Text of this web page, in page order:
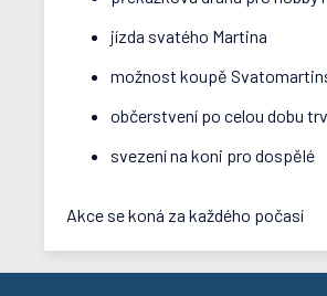
jízda svatého Martina
možnost koupě
občerstvení po celou dobu
svezení na koni pro dospělé
Akce se koná za každého počasí